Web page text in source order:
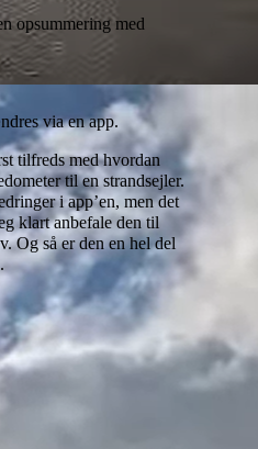
opsummering med
via en app.
tilfreds med hvordan
til en strandsejler.
i app’en, men det
klart anbefale den til
Og så er den en hel del